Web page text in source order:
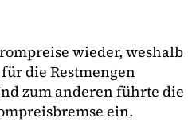
wieder, weshalb
die Restmengen
zum anderen führte die
ein.